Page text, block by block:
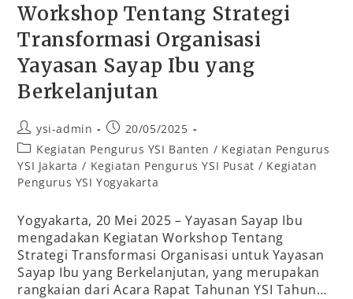
Workshop Tentang Strategi
Transformasi Organisasi
Yayasan Sayap Ibu yang
Berkelanjutan
ysi-admin
20/05/2025
Kegiatan Pengurus YSI Banten / Kegiatan Pengurus
YSI Jakarta / Kegiatan Pengurus YSI Pusat / Kegiatan
Pengurus YSI Yogyakarta
Yogyakarta, 20 Mei 2025 – Yayasan Sayap Ibu
mengadakan Kegiatan Workshop Tentang
Strategi Transformasi Organisasi untuk Yayasan
Sayap Ibu yang Berkelanjutan, yang merupakan
rangkaian dari Acara Rapat Tahunan YSI Tahun…